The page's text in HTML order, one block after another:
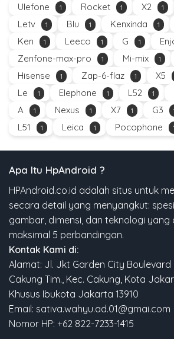
Ulefone 1 Rocket 1 X2 1
Letv 1 Blu 1 Kenxinda 1
Ken 1 Leeco 1 G 1
Zenfone-max-pro 1 Mi-mix 1
Hisense 1 Zap-6-flaz 1 X5
Le 1 Elephone 1 L52 1
A 1 Nexus 1 X7 1 G3
L51 1 Leica 1 Pocophone 1
Apa Itu HpAndroid ?
HPAndroid.co.id adalah situs untuk
secara detail yang menyangkut:
gambar, dimensi, dan teknologi yang
maksimal 5 perbandingan.
Kontak Kami di:
Alamat: Jl. Jkt Garden City Boulevard
Cakung Tim., Kec. Cakung, Kota
Khusus Ibukota Jakarta 13910
Email: sativa.wahyu.ad.01@gmai.com
Nomor HP: +62 822-7233-1415